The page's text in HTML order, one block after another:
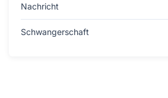
Nachricht
Schwangerschaft